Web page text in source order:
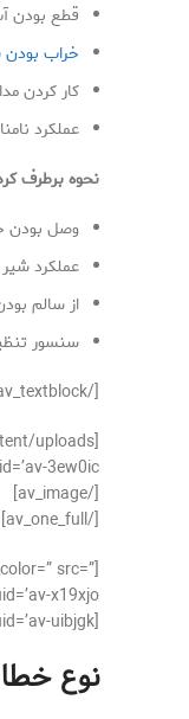
قطع بودن
خراب بودن
کار کردن
عملکرد
نحوه برطرف
وصل بودن
عملکرد
از سالم
سنسور
[/av_textblock]
[/av_image]
[/av_one_full]
src=”
x19xjo’]
[av_textblock size=’16’ font_color=” color=” av-medium-font-size=” av-small-font-size=” av-mini-font-size=” admin_preview_bg=” av_uid=’av-uibjgk’]
نوع